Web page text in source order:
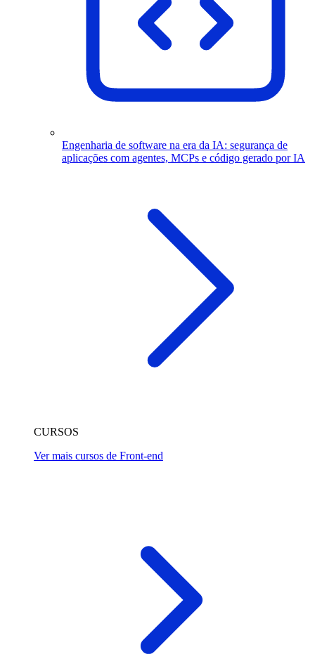
Engenharia de software na era da IA: segurança de
aplicações com agentes, MCPs e código gerado por IA
CURSOS
Ver mais cursos de Front-end